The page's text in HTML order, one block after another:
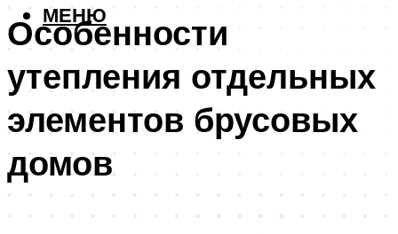
МЕНЮ
Особенности
утепления отдельных
элементов брусовых
домов